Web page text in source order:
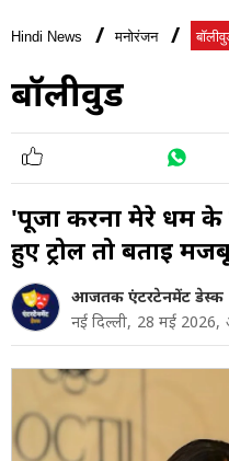
Hindi News मनोरंजन
बॉलीवुड
'पूजा करना मेरे धर्म
हुए ट्रोल तो बताई
आजतक एंटरटेनमेंट डेस्क
नई दिल्ली, 28 मई 2026,